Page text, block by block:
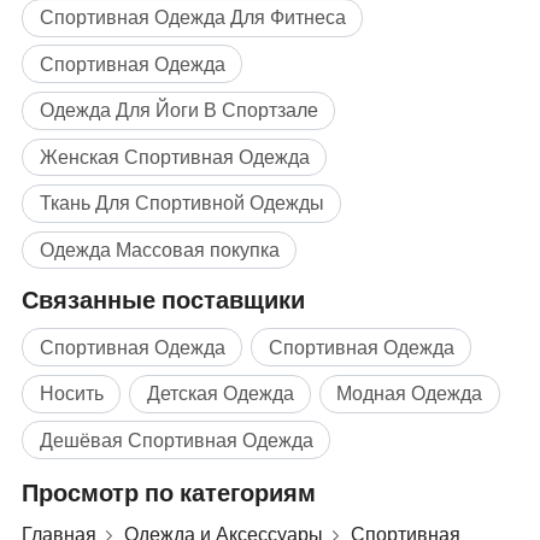
Спортивная Одежда Для Фитнеса
Спортивная Одежда
Одежда Для Йоги В Спортзале
Женская Спортивная Одежда
Ткань Для Спортивной Одежды
Одежда Массовая покупка
Связанные поставщики
Спортивная Одежда
Спортивная Одежда
Носить
Детская Одежда
Модная Одежда
Дешёвая Спортивная Одежда
Просмотр по категориям
Главная Одежда и Аксессуары Спортивная